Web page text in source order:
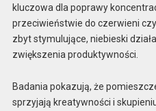
kluczowa dla poprawy
przeciwieństwie do czerwieni
zbyt stymulujące, niebieski
zwiększenia produktywności.
Badania pokazują, że
sprzyjają kreatywności i